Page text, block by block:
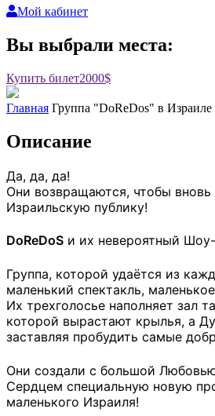
Мой кабинет
Вы выбрали места:
Купить билет2000$
Главная Группа "DoReDos" в Израиле
Описание
Да, да, да!
Они возвращаются, чтобы вновь
Израильскую публику!
DoReDoS и их невероятный
Группа, которой удаётся из
маленький спектакль,
Их трехголосье наполняет зал
которой вырастают крылья, а
заставляя пробудить самые
Они создали с большой
Сердцем специальную новую
маленького Израиля!